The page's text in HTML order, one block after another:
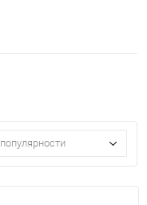
популярности